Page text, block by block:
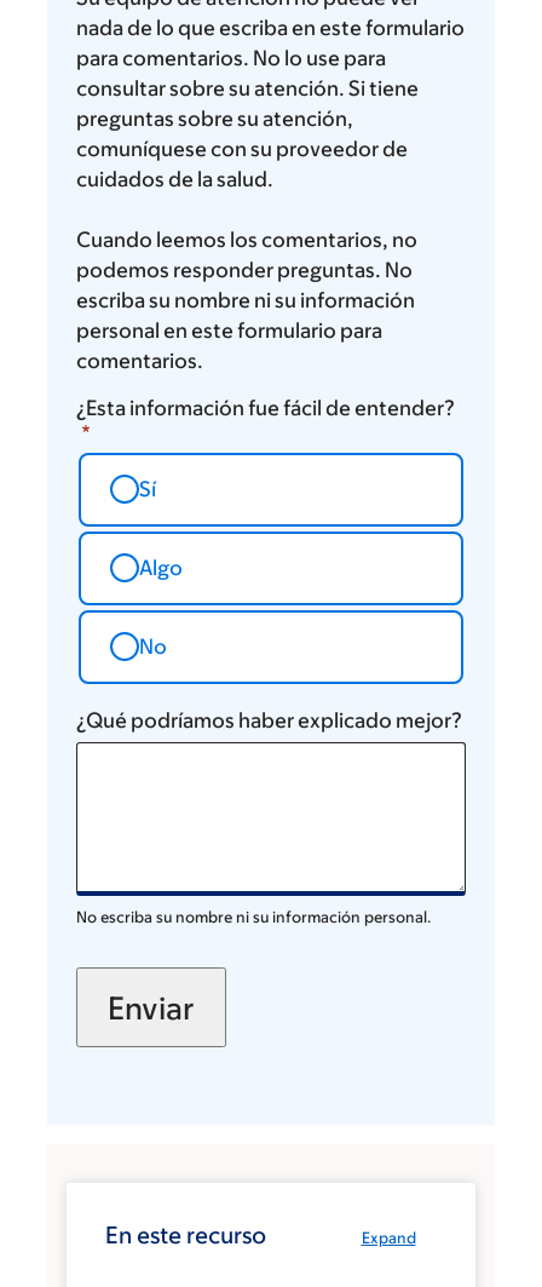
nada de lo que escriba en este formulario
para comentarios. No lo use para
consultar sobre su atención. Si tiene
preguntas sobre su atención,
comuníquese con su proveedor de
cuidados de la salud.
Cuando leemos los comentarios, no
podemos responder preguntas. No
escriba su nombre ni su información
personal en este formulario para
comentarios.
¿Esta información fue fácil de entender?
Sí
Algo
No
¿Qué podríamos haber explicado mejor?
No escriba su nombre ni su información personal.
Expand
En este recurso